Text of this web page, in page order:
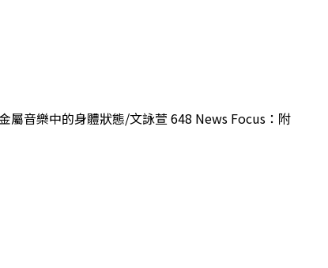
屬音樂中的身體狀態/文詠萱 648 News Focus：附